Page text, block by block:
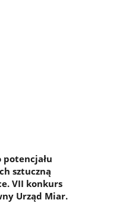
potencjału
sztuczną
VII konkurs
Urząd Miar.